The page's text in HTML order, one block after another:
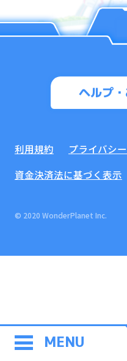
MENU
ヘルプ
利用規約 プライバシ
資金決済法に基づく表示
© 2020 WonderPlanet Inc.